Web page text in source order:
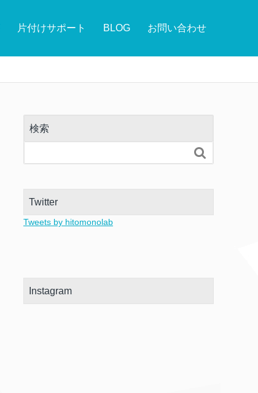
片付けサポート BLOG お問い合わせ
検索

Twitter
Tweets by hitomonolab
Instagram